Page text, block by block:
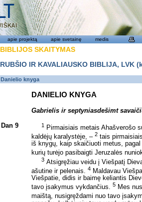
apie projektą apie svetainę medis
BIBLIJOS SKAITYMAS
RUBŠIO IR KAVALIAUSKO BIBLIJA,
Danielio knyga
DANIELIO KNYGA
Gabrielis ir septyniasdešimt
Dan 9 1
Pirmaisiais metais Ahašverošo
kaldėjų karalystėje, – 2 tais
iš knygų, kaip skaičiuoti metus,
kurių turėjo pasibaigti Jeruzalės
3 Atsigręžiau veidu į Viešpatį
ašutine ir pelenais. 4 Maldavau
Viešpatie, didis ir baimę keliantis
tavo įsakymus vykdančius. 5 Mes
maištą, nusigręždami nuo tavo